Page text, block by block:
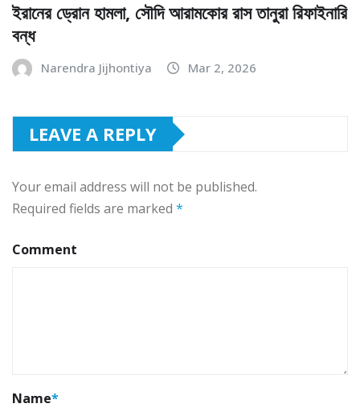
ইরানের ড্রোন হামলা, সৌদি আরামকোর রাস তানুরা রিফাইনারি
বন্ধ
Narendra Jijhontiya Mar 2, 2026
LEAVE A REPLY
Your email address will not be published.
Required fields are marked *
Comment
Name*